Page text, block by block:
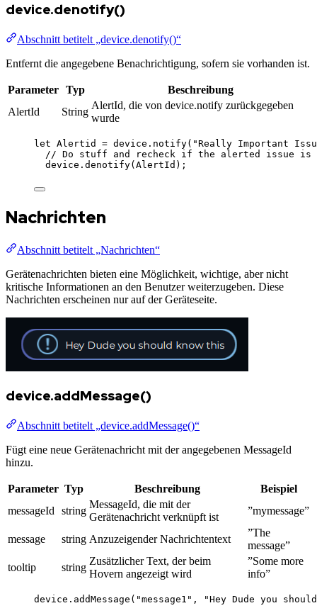
device.denotify()
Abschnitt betitelt „device.denotify()“
Entfernt die angegebene Benachrichtigung, sofern sie vorhanden ist.
Parameter Typ
Beschreibung
AlertId
String
AlertId, die von device.notify zurückgegeben
wurde
let Alertid = device . notify( "Really Important
// Do stuff and recheck if the alerted issue is
device . denotify( AlertId );
Nachrichten
Abschnitt betitelt „Nachrichten“
Gerätenachrichten bieten eine Möglichkeit, wichtige, aber nicht
kritische Informationen an den Benutzer weiterzugeben. Diese
Nachrichten erscheinen nur auf der Geräteseite.
device.addMessage()
Abschnitt betitelt „device.addMessage()“
Fügt eine neue Gerätenachricht mit der angegebenen MessageId
hinzu.
Parameter Typ Beschreibung
Beispiel
messageId
string
MessageId, die mit der
Gerätenachricht verknüpft ist
”mymessage”
message string Anzuzeigender Nachrichtentext
”The
message”
tooltip
string
Zusätzlicher Text, der beim
Hovern angezeigt wird
”Some more
info”
device . addMessage ( "message1 " , "Hey Dude you